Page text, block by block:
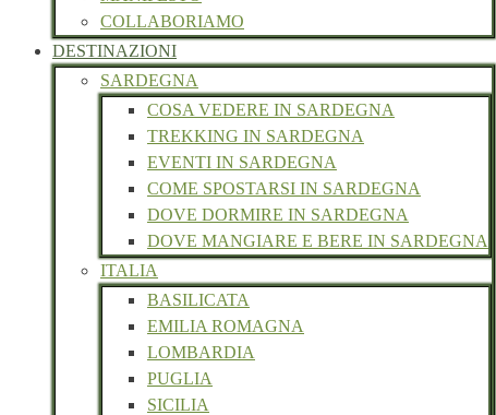
COLLABORIAMO
DESTINAZIONI
SARDEGNA
COSA VEDERE IN SARDEGNA
TREKKING IN SARDEGNA
EVENTI IN SARDEGNA
COME SPOSTARSI IN SARDEGNA
DOVE DORMIRE IN SARDEGNA
DOVE MANGIARE E BERE IN SARDEGNA
ITALIA
BASILICATA
EMILIA ROMAGNA
LOMBARDIA
PUGLIA
SICILIA